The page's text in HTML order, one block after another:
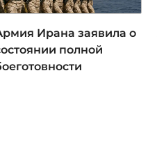
Ирана заявила о
полной